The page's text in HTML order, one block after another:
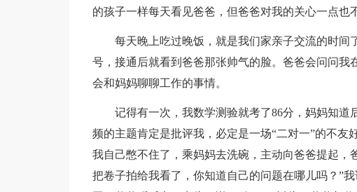
的孩子一样每天看见爸爸，但爸爸对我的关心一点也
每天晚上吃过晚饭，就是我们家亲子交流的时间
号，接通后就看到爸爸那张帅气的脸。爸爸会问问
会和妈妈聊聊工作的事情。
记得有一次，我数学测验就考了86分，妈妈知道
频的主题肯定是批评我，必定是一场“二对一”的不
我自己憋不住了，乘妈妈去洗碗，主动向爸爸提起，
把卷子拍给我看了，你知道自己的问题在哪儿吗？”